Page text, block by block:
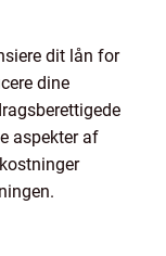
dit lån for
dine
aspekter af